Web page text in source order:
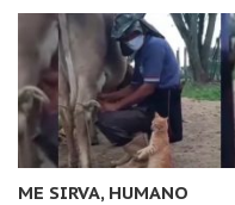
ME SIRVA, HUMANO